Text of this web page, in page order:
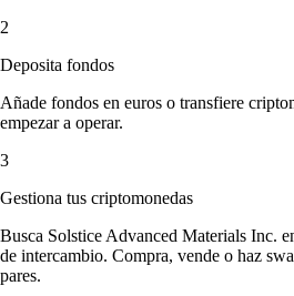
2
Deposita fondos
Añade fondos en euros o transfiere
empezar a operar.
3
Gestiona tus criptomonedas
Busca Solstice Advanced Materials Inc.
de intercambio. Compra, vende o haz
pares.